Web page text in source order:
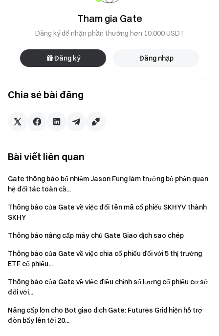
Chia sẻ bài đăng
Tham gia Gate
Đăng ký để nhận phần thưởng hơn 10.000 USDT
Đăng ký Đăng nhập
Bài viết liên quan
Gate thông báo bổ nhiệm Jason Fung làm trưởng bộ phận quan
hệ đối tác toàn cầ...
Thông báo của Gate về việc đổi tên mã cổ phiếu SKHYV thành
SKHY
Thông báo nâng cấp máy chủ Gate Giao dịch sao chép
Thông báo của Gate về việc chia cổ phiếu đối với 5 thị trường
ETF cổ phiếu...
Thông báo của Gate về việc điều chỉnh số lượng cổ phiếu cơ sở
đối với...
Nâng cấp lớn cho Bot giao dịch Gate: Futures Grid hiện hỗ trợ
đòn bẩy lên tới 20...